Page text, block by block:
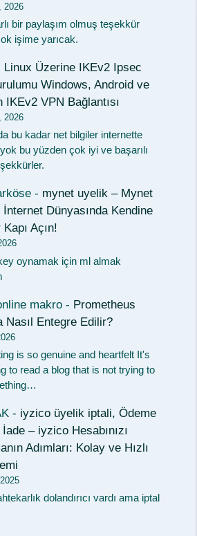
2026
bir paylaşım olmuş teşekkür
işime yarıcak.
Linux Üzerine IKEv2 Ipsec
Windows, Android ve
IKEv2 VPN Bağlantısı
2026
bu kadar net bilgiler internette
bu yüzden çok iyi ve başarılı
- mynet uyelik – Mynet
Dünyasında Kendine
Açın!
oynamak için ml almak
makro - Prometheus
Nasıl Entegre Edilir?
is so genuine and heartfelt It's
to read a blog that is not trying to
- iyzico üyelik iptali, Ödeme
– iyzico Hesabınızı
Adımları: Kolay ve Hızlı
dolandırıcı vardı ama iptal